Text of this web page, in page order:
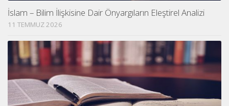
İslam – Bilim İlişkisine Dair Önyargıların Eleştirel Analizi
11 TEMMUZ 2026